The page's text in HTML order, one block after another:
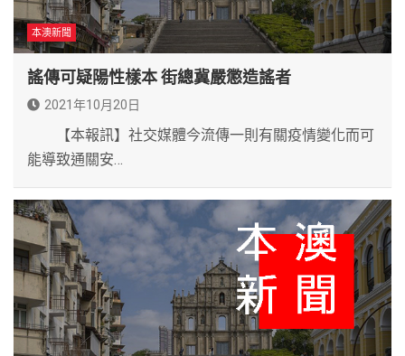
本澳新聞
謠傳可疑陽性樣本 街總冀嚴懲造謠者
2021年10月20日
【本報訊】社交媒體今流傳一則有關疫情變化而可
能導致通關安…